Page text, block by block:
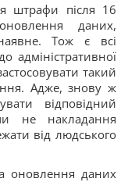
штрафи після 16
даних,
Тож є всі
адміністративної
такий
Адже, знову ж
відповідний
не накладання
від людського
оновлення даних